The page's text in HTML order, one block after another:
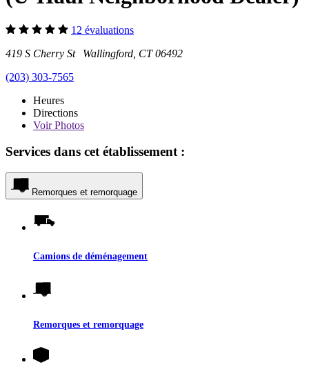
12 évaluations
419 S Cherry St Wallingford, CT 06492
(203) 303-7565
Heures
Directions
VoirPhotos
Services dans cet établissement :
Remorques et remorquage
Camions de déménagement
Remorques et remorquage